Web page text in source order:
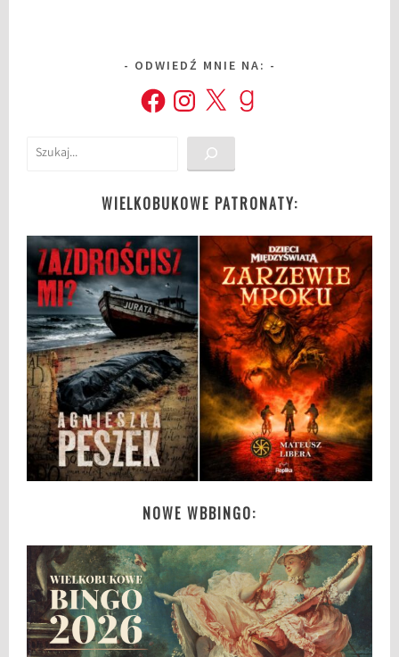
ODWIEDŹ MNIE NA:
FacebookInstagram
X Goodreads
Szukaj
WIELKOBUKOWE PATRONATY:
NOWE WBBINGO: